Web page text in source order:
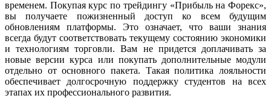
временем. Покупая курс по трейдингу «Прибыль на Форекс»,
вы получаете пожизненный доступ ко всем будущим
обновлениям платформы. Это означает, что ваши знания
всегда будут соответствовать текущему состоянию экономики
и технологиям торговли. Вам не придется доплачивать за
новые версии курса или покупать дополнительные модули
отдельно от основного пакета. Такая политика лояльности
обеспечивает долгосрочную поддержку студентов на всех
этапах их профессионального развития.